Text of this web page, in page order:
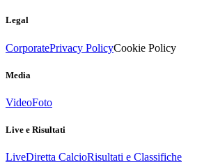
Legal
CorporatePrivacy PolicyCookie Policy
Media
VideoFoto
Live e Risultati
LiveDiretta CalcioRisultati e Classifiche